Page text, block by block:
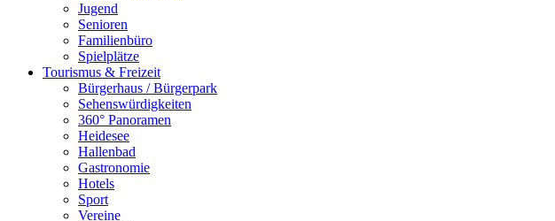
Jugend
Senioren
Familienbüro
Spielplätze
Tourismus & Freizeit
Bürgerhaus / Bürgerpark
Sehenswürdigkeiten
360° Panoramen
Heidesee
Hallenbad
Gastronomie
Hotels
Sport
Vereine